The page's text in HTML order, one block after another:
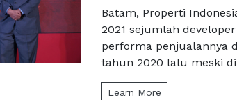
Batam, Properti
2021 sejumlah
performa penjualannya
tahun 2020 lalu meski di
Learn More